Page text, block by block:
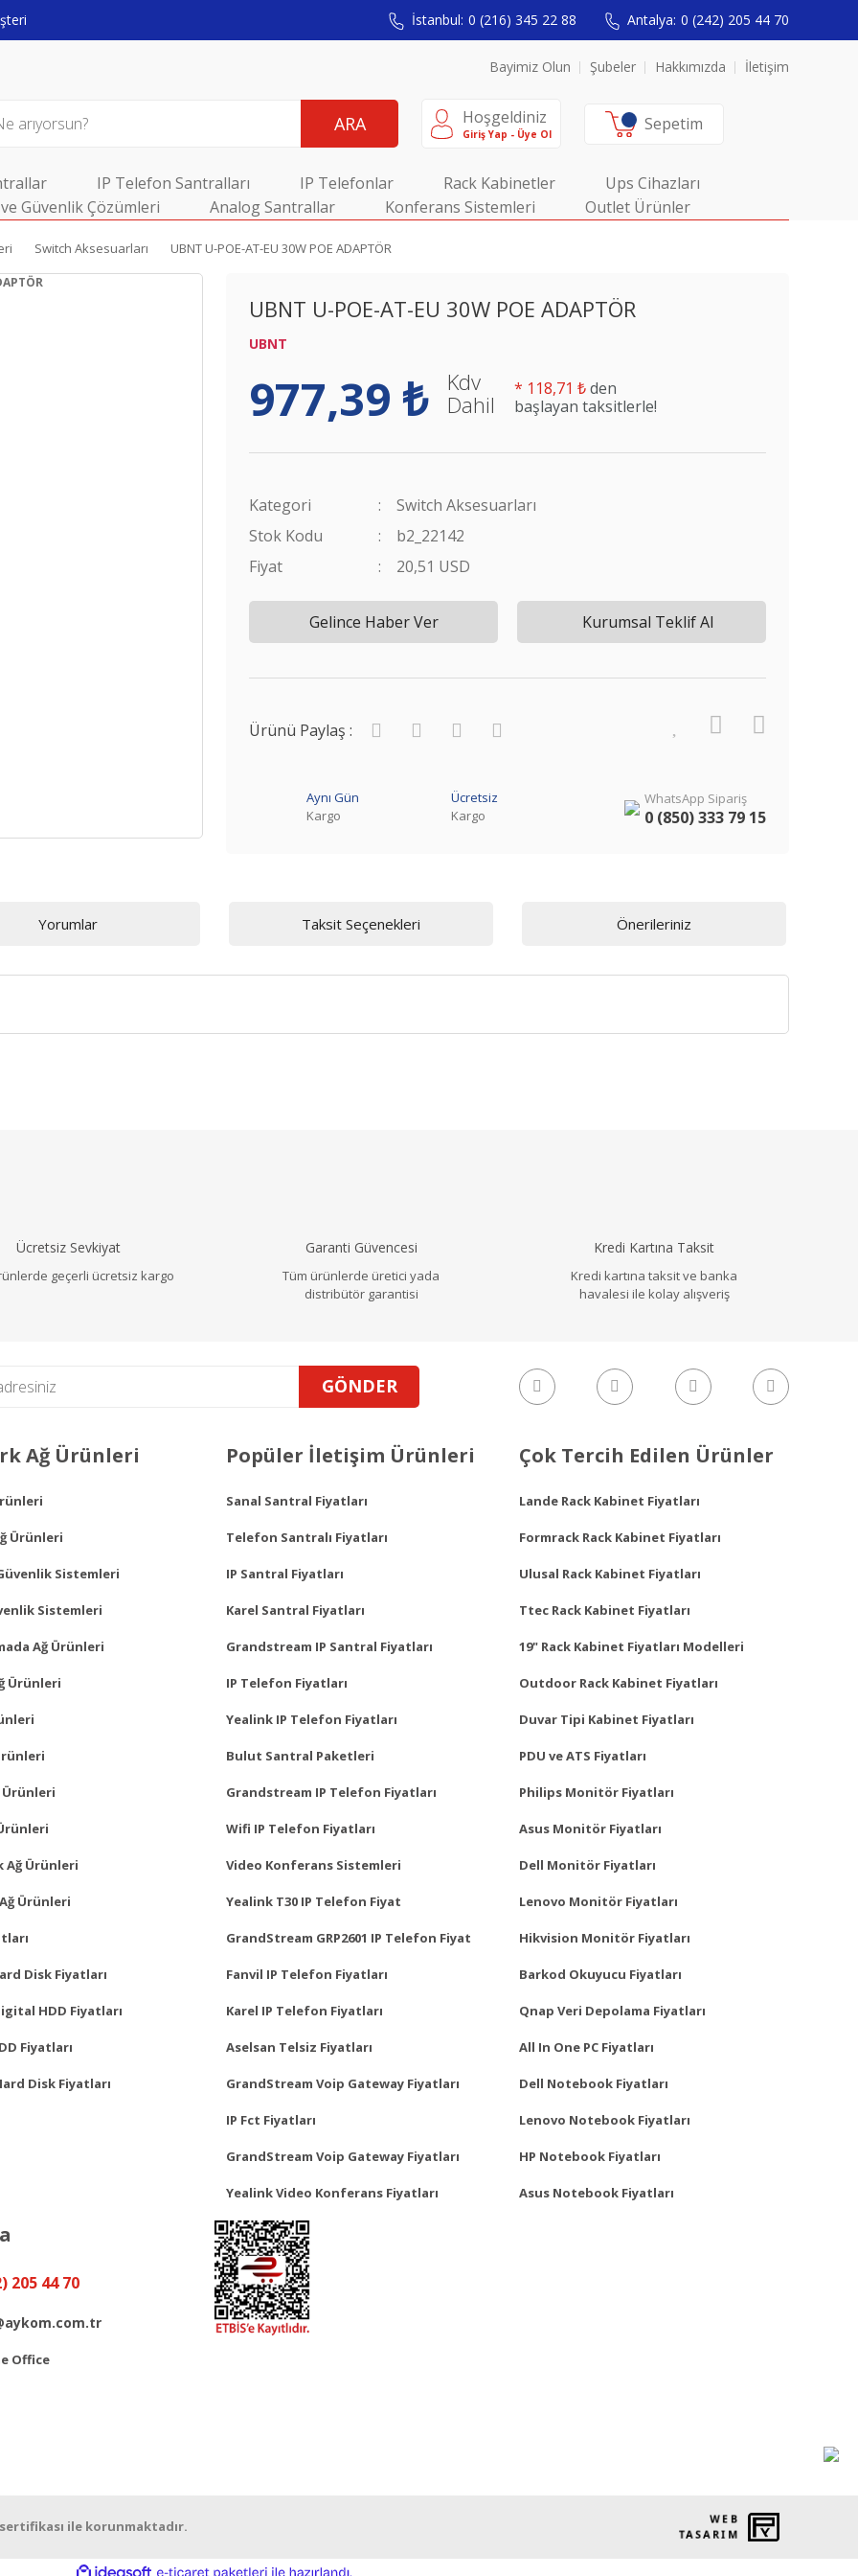
İstanbul: 0 (216) 345 22 88 Antalya: 0 (242) 205 44 70
Bayimiz Olun Şubeler Hakkımızda İletişim
ARA Hoşgeldiniz
Giriş Yap - Üye Ol Sepetim
IP Telefon Santralları IP Telefonlar Rack Kabinetler
Ups Cihazları
Güvenlik Çözümleri
Analog Santrallar Konferans Sistemleri Outlet Ürünler
Switch Aksesuarları UBNT U-POE-AT-EU 30W POE ADAPTÖR
UBNT U-POE-AT-EU 30W POE ADAPTÖR
UBNT
977,39 ₺
Kdv
Dahil
* 118,71 ₺den
başlayan taksitlerle!
Kategori
Switch Aksesuarları
Stok Kodu
b2_22142
Fiyat
20,51 USD
Gelince Haber Ver Kurumsal Teklif Al
Ürünü Paylaş :
Aynı Gün
Kargo
Ücretsiz
Kargo
WhatsApp Sipariş
0 (850) 333 79 15
Yorumlar Taksit Seçenekleri Önerileriniz
Ücretsiz Sevkiyat
geçerli ücretsiz kargo
Garanti Güvencesi
Tüm ürünlerde üretici yada
distribütör garantisi
Kredi Kartına Taksit
Kredi kartına taksit ve banka
havalesi ile kolay alışveriş
GÖNDER
Ağ Ürünleri
Ürünleri
Sistemleri
Sistemleri
Ağ Ürünleri
Ürünleri
Ürünleri
Ağ Ürünleri
Ürünleri
Disk Fiyatları
HDD Fiyatları
Fiyatları
Disk Fiyatları
Popüler İletişim Ürünleri
Sanal Santral Fiyatları
Telefon Santralı Fiyatları
IP Santral Fiyatları
Karel Santral Fiyatları
Grandstream IP Santral Fiyatları
IP Telefon Fiyatları
Yealink IP Telefon Fiyatları
Bulut Santral Paketleri
Grandstream IP Telefon Fiyatları
Wifi IP Telefon Fiyatları
Video Konferans Sistemleri
Yealink T30 IP Telefon Fiyat
GrandStream GRP2601 IP Telefon Fiyat
Fanvil IP Telefon Fiyatları
Karel IP Telefon Fiyatları
Aselsan Telsiz Fiyatları
GrandStream Voip Gateway Fiyatları
IP Fct Fiyatları
GrandStream Voip Gateway Fiyatları
Yealink Video Konferans Fiyatları
Çok Tercih Edilen Ürünler
Lande Rack Kabinet Fiyatları
Formrack Rack Kabinet Fiyatları
Ulusal Rack Kabinet Fiyatları
Ttec Rack Kabinet Fiyatları
19" Rack Kabinet Fiyatları Modelleri
Outdoor Rack Kabinet Fiyatları
Duvar Tipi Kabinet Fiyatları
PDU ve ATS Fiyatları
Philips Monitör Fiyatları
Asus Monitör Fiyatları
Dell Monitör Fiyatları
Lenovo Monitör Fiyatları
Hikvision Monitör Fiyatları
Barkod Okuyucu Fiyatları
Qnap Veri Depolama Fiyatları
All In One PC Fiyatları
Dell Notebook Fiyatları
Lenovo Notebook Fiyatları
HP Notebook Fiyatları
Asus Notebook Fiyatları
205 44 70
Office
ile korunmaktadır.
WEB
TASARIM
ideasoft e-